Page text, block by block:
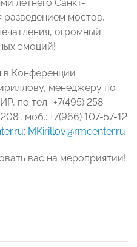
летнего Санкт-
разведением мостов,
огромный
эмоций!
в Конференции
менеджеру по
по тел.: +7(495) 258-
моб.: +7(966) 107-57-12
; MKirillov@rmcenter.ru
вас на мероприятии!